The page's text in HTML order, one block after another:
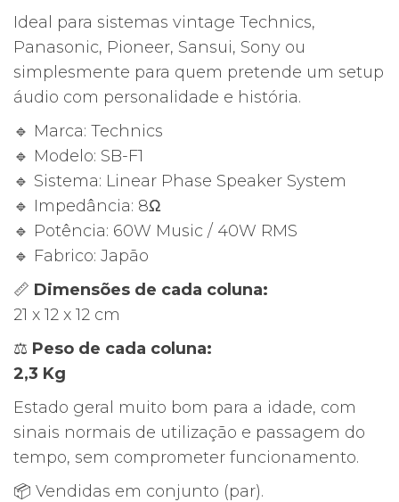
Ideal para sistemas vintage Technics,
Panasonic, Pioneer, Sansui, Sony ou
simplesmente para quem pretende um setup
áudio com personalidade e história.
🔹 Marca: Technics
🔹 Modelo: SB-F1
🔹 Sistema: Linear Phase Speaker System
🔹 Impedância: 8Ω
🔹 Potência: 60W Music / 40W RMS
🔹 Fabrico: Japão
📏 Dimensões de cada coluna:
21 x 12 x 12 cm
⚖ Peso de cada coluna:
2,3 Kg
Estado geral muito bom para a idade, com
sinais normais de utilização e passagem do
tempo, sem comprometer funcionamento.
📦 Vendidas em conjunto (par).